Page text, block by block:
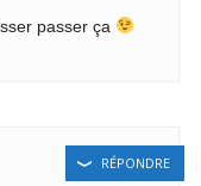
passer ça
RÉPONDRE